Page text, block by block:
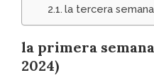
la tercera
la primera
2024)